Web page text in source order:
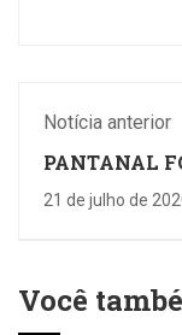
Notícia anterior
PANTANAL
21 de julho de
Você